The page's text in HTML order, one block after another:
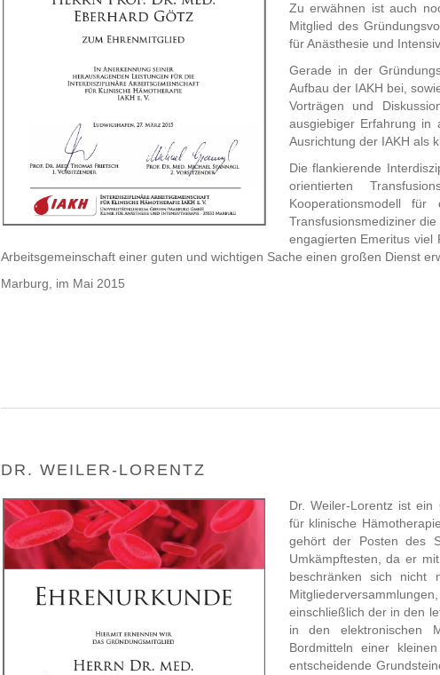
Zu erwähnen ist auch
Mitglied des
für Anästhesie und
Gerade in der
Aufbau der IAKH bei,
Vorträgen und
ausgiebiger Erfahrung in
Ausrichtung der IAKH als
Die flankierende
orientierten
Kooperationsmodell
Transfusionsmediziner
engagierten Emeritus viel
Arbeitsgemeinschaft einer guten und wichtigen Sache einen großen Dienst
Marburg, im Mai 2015
DR. WEILER-LORENTZ
Dr. Weiler-Lorentz ist ein
für klinische
gehört der Posten des
Umkämpftesten, da er
beschränken sich nicht
einschließlich der in den
in den elektronischen
Bordmitteln einer
entscheidende